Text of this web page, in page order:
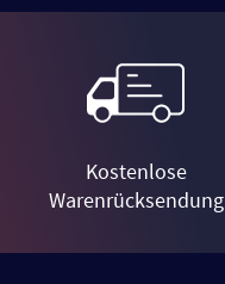
Kostenlose
Warenrücksendung